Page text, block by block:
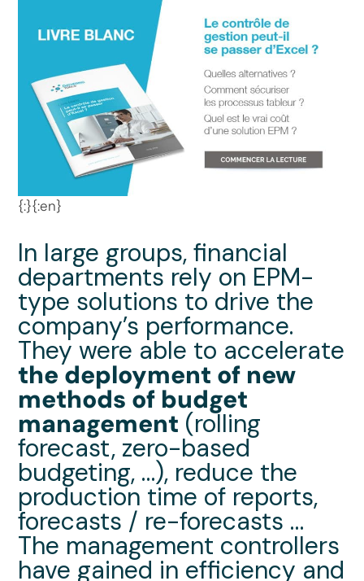
{:}{:en}
In large groups, financial
departments rely on EPM-
type solutions to drive the
company’s performance.
They were able to accelerate
the deployment of new
methods of budget
management (rolling
forecast, zero-based
budgeting, …), reduce the
production time of reports,
forecasts / re-forecasts …
The management controllers
have gained in efficiency and